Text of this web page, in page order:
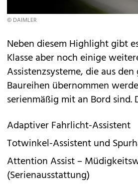
© DAIMLER
Neben diesem Highlight gibt
Klasse aber noch einige
Assistenzsysteme, die aus
Baureihen übernommen
serienmäßig mit an Bord sind.
Adaptiver Fahrlicht-Assistent
Totwinkel-Assistent und
Attention Assist –
(Serienausstattung)